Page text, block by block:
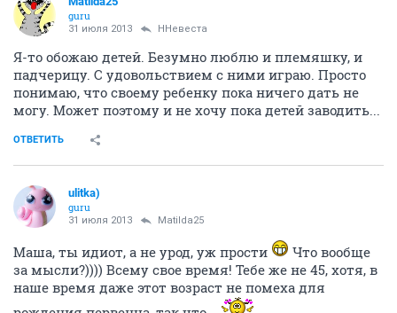
guru
31 июля 2013 ННевеста
Я-то обожаю детей. Безумно люблю и племяшку, и
падчерицу. С удовольствием с ними играю. Просто
понимаю, что своему ребенку пока ничего дать не
могу. Может поэтому и не хочу пока детей заводить...
ОТВЕТИТЬ
ulitka)
guru
31 июля 2013 Matilda25
Маша, ты идиот, а не урод, уж прости
Что вообще
за мысли?)))) Всему свое время! Тебе же не 45, хотя, в
наше время даже этот возраст не помеха для